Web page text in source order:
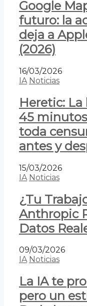
Google
futuro: la
deja a
(2026)
16/03/2026
IA Noticias
Heretic:
45
toda
antes y
15/03/2026
IA Noticias
¿Tu
Anthropic
Datos
09/03/2026
IA Noticias
La IA te
pero un